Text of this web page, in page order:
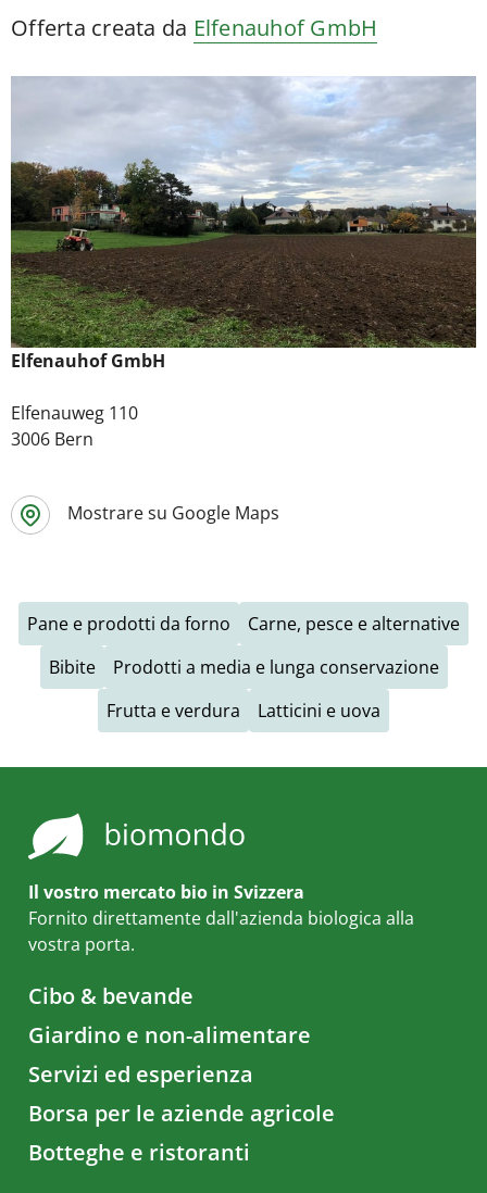
Offerta creata da Elfenauhof GmbH
Elfenauhof GmbH
Elfenauweg 110
3006 Bern
Mostrare su Google Maps
Pane e prodotti da forno
Carne, pesce e alternative
Bibite
Prodotti a media e lunga conservazione
Frutta e verdura
Latticini e uova
Il vostro mercato bio in Svizzera
Fornito direttamente dall'azienda biologica alla
vostra porta.
Cibo & bevande
Giardino e non-alimentare
Servizi ed esperienza
Borsa per le aziende agricole
Botteghe e ristoranti